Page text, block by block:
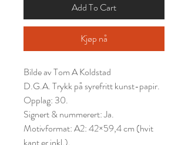
Add To Cart
Kjøp nå
Bilde av Tom A Koldstad
D.G.A. Trykk på syrefritt kunst-papir.
Opplag: 30.
Signert & nummerert: Ja.
Motivformat: A2: 42×59,4 cm (hvit